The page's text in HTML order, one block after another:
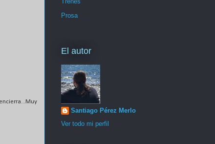
Prosa
El autor
Santiago Pérez Merlo
Ver todo mi perfil